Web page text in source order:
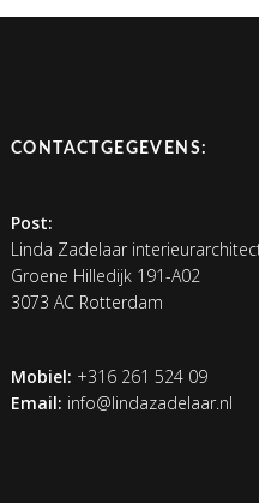
CONTACTGEGEVENS:
Post:
Linda Zadelaar
Groene Hilledijk 191-A02
3073 AC Rotterdam
Mobiel: +316 261 524 09
Email: info@lindazadelaar.nl